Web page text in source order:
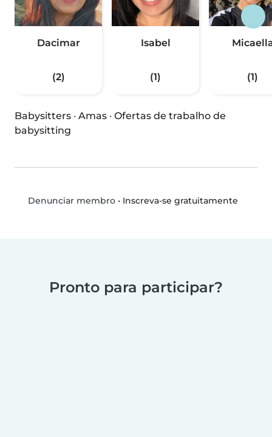
Dacimar
(2)
Isabel
(1) (1)
Babysitters · Amas · Ofertas de trabalho de
babysitting
Denunciar membro• Inscreva-se gratuitamente
Pronto para participar?